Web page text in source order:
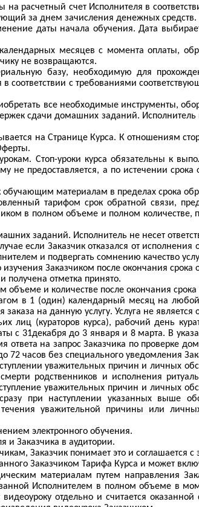
расчетный счет Исполнителя в
за днем зачисления денежных средств.
даты начала обучения. Дата
месяцев с момента оплаты,
не возвращаются.
базу, необходимую для
с требованиями
все необходимые инструменты,
сдачи домашних заданий. Исполнитель
на Странице Курса. К отношениям
Стоп-уроки курса обязательны к
предоставляется, а по истечении срока
обучающим материалам в пределах срока
тарифом срок обратной связи,
в полном объеме и полном
заданий. Исполнитель не несет
если Заказчик отказался от
и подвергать сомнению качество
изучения Заказчиком после окончания
получена отметка принято.
объеме и количестве после окончания
в 1 (один) календарный месяц на любой
на данную услугу. Услуга не является
лиц (кураторов курса), рабочий день
с 31декабря до 3 января и 8 марта. В
на запрос Заказчика по проверке
72 часов без специального уведомления
уважительных причин и личных
родственников и исполнения
уважительных причин и личных
при наступлении указанных выше
уважительной причины или
электронного обучения.
и Заказчика в аудитории.
Заказчик понимает это и соглашается с
Заказчиком Тарифа Курса и может
материалам путем направления
Исполнителем в полном объеме в
отдельно и считается